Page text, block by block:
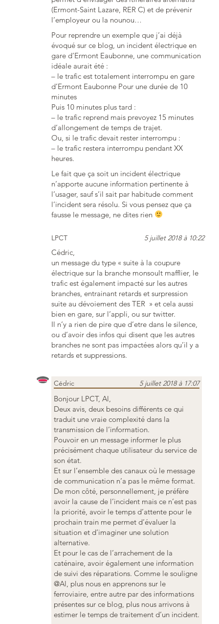
(Ermont-Saint Lazare, RER C) et de prévenir
l’employeur ou la nounou…
Pour reprendre un exemple que j’ai déjà
évoqué sur ce blog, un incident électrique en
gare d’Ermont Eaubonne, une communication
idéale aurait été :
– le trafic est totalement interrompu en gare
d’Ermont Eaubonne Pour une durée de 10
minutes
Puis 10 minutes plus tard :
– le trafic reprend mais prevoyez 15 minutes
d’allongement de temps de trajet.
Ou, si le trafic devait rester interrompu :
– le trafic restera interrompu pendant XX
heures.
Le fait que ça soit un incident électrique
n’apporte aucune information pertinente à
l’usager, sauf s’il sait par habitude comment
l’incident sera résolu. Si vous pensez que ça
fausse le message, ne dites rien
LPCT 5 juillet 2018 à 10:22
Cédric,
un message du type « suite à la coupure
électrique sur la branche monsoult mafflier, le
trafic est également impacté sur les autres
branches, entrainant retards et surpression
suite au dévoiement des TER » et cela aussi
bien en gare, sur l’appli, ou sur twitter.
Il n’y a rien de pire que d’etre dans le silence,
ou d’avoir des infos qui disent que les autres
branches ne sont pas impactées alors qu’il y a
retards et suppressions.
Cédric 5 juillet 2018 à 17:07
Bonjour LPCT, Al,
Deux avis, deux besoins différents ce qui
traduit une vraie complexité dans la
transmission de l’information.
Pouvoir en un message informer le plus
précisément chaque utilisateur du service de
son état.
Et sur l’ensemble des canaux où le message
de communication n’a pas le même format.
De mon côté, personnellement, je préfère
avoir la cause de l’incident mais ce n’est pas
la priorité, avoir le temps d’attente pour le
prochain train me permet d’évaluer la
situation et d’imaginer une solution
alternative.
Et pour le cas de l’arrachement de la
caténaire, avoir également une information
de suivi des réparations. Comme le souligne
@Al, plus nous en apprenons sur le
ferroviaire, entre autre par des informations
présentes sur ce blog, plus nous arrivons à
estimer le temps de traitement d’un incident.